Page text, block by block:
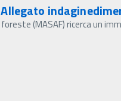
Allegato
(MASAF) ricerca un